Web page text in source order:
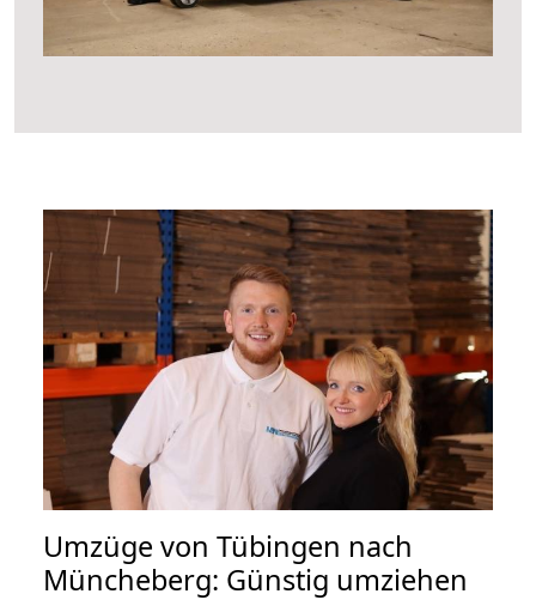
Umzüge von Tübingen nach
Müncheberg: Günstig umziehen